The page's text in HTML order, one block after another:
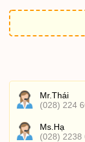
Mr.Thái
(028) 224
Ms.Hạ
(028) 2238